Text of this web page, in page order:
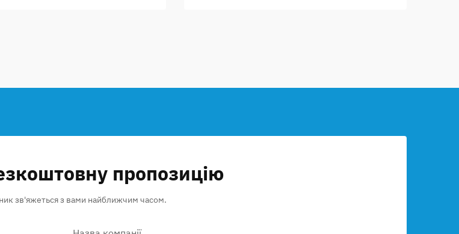
пропозицію
зв'яжеться з вами найближчим часом.